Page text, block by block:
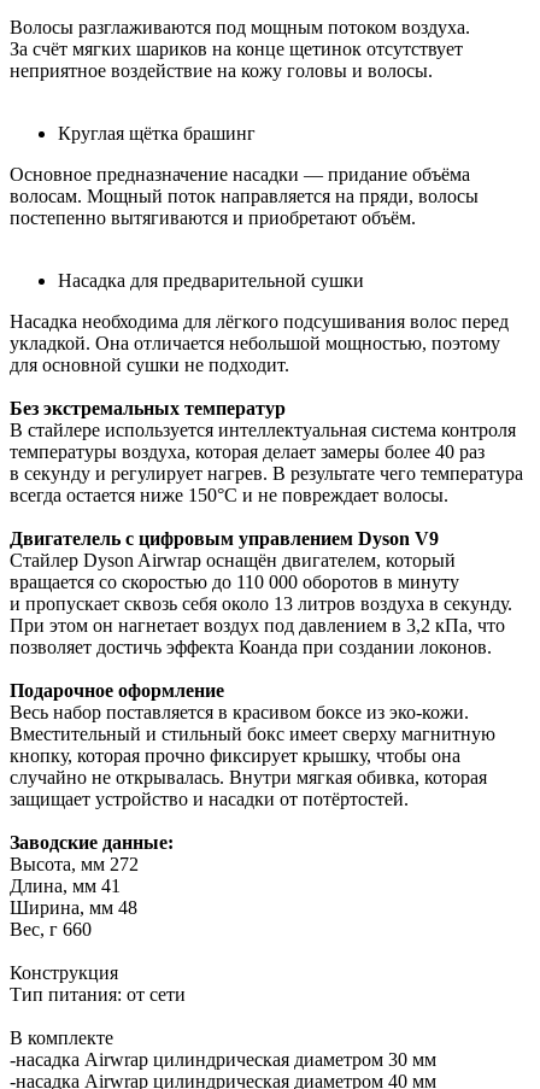
Волосы разглаживаются под мощным потоком воздуха.
За счёт мягких шариков на конце щетинок отсутствует
неприятное воздействие на кожу головы и волосы.
Круглая щётка брашинг
Основное предназначение насадки — придание объёма
волосам. Мощный поток направляется на пряди, волосы
постепенно вытягиваются и приобретают объём.
Насадка для предварительной сушки
Насадка необходима для лёгкого подсушивания волос перед
укладкой. Она отличается небольшой мощностью, поэтому
для основной сушки не подходит.
Без экстремальных температур
В стайлере используется интеллектуальная система контроля
температуры воздуха, которая делает замеры более 40 раз
в секунду и регулирует нагрев. В результате чего температура
всегда остается ниже 150°C и не повреждает волосы.
Двигателель с цифровым управлением Dyson V9
Стайлер Dyson Airwrap оснащён двигателем, который
вращается со скоростью до 110 000 оборотов в минуту
и пропускает сквозь себя около 13 литров воздуха в секунду.
При этом он нагнетает воздух под давлением в 3,2 кПа, что
позволяет достичь эффекта Коанда при создании локонов.
Подарочное оформление
Весь набор поставляется в красивом боксе из эко-кожи.
Вместительный и стильный бокс имеет сверху магнитную
кнопку, которая прочно фиксирует крышку, чтобы она
случайно не открывалась. Внутри мягкая обивка, которая
защищает устройство и насадки от потёртостей.
Заводские данные:
Высота, мм 272
Длина, мм 41
Ширина, мм 48
Вес, г 660
Конструкция
Тип питания: от сети
В комплекте
-насадка Airwrap цилиндрическая диаметром 30 мм
-насадка Airwrap цилиндрическая диаметром 40 мм